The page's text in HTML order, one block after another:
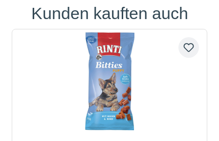
Produktgalerie überspringen
Kunden kauften auch